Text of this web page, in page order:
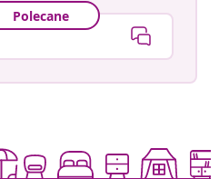
Polecane